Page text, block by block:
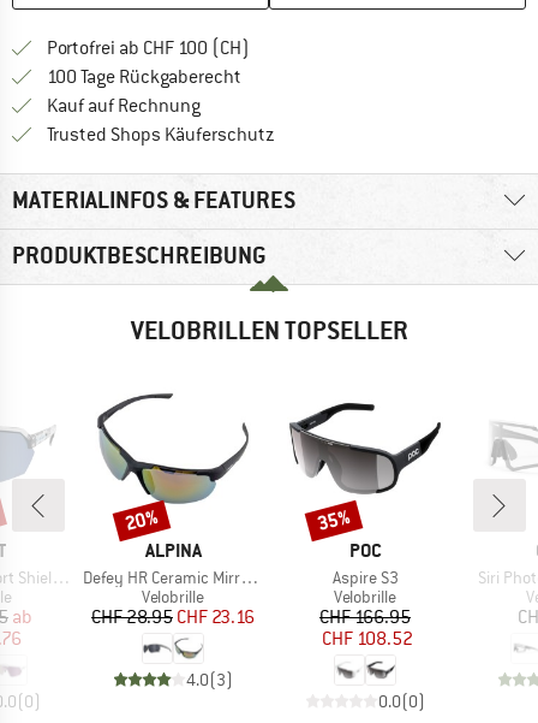
Portofrei ab CHF 100 (CH)
100 Tage Rückgaberecht
Kauf auf RechnungFinde die Zahlungs-Infos hier! Öffnet
Trusted Shops Käuferschutz
MATERIALINFOS & FEATURES
PRODUKTBESCHREIBUNG
VELOBRILLEN TOPSELLER
S3
Preis
ab
(0)
MARKE
ALPINA
Artikel
Defey HR Ceramic Mirror Cat 3
Produktgruppe
Velobrille
Preis
CHF 28.95reduzierter Preis
CHF 23.16
4.0(3)
Rabatt
20%
MARKE
POC
Artikel
Aspire S3
Produktgruppe
Velobrille
Preis
CHF 166.95reduzierter Preis
CHF 108.52
0.0(0)
Rabatt
35%
Artikel
Siri